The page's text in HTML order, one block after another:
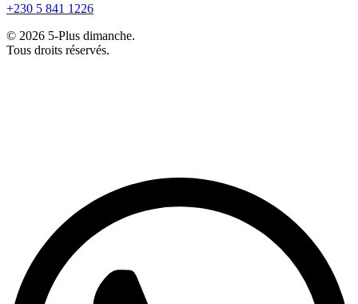
+230 5 841 1226
© 2026 5-Plus dimanche.
Tous droits réservés.